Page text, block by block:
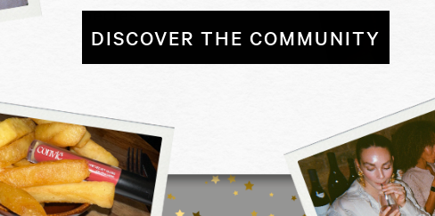
ou suspectés
free
DISCOVER THE COMMUNITY